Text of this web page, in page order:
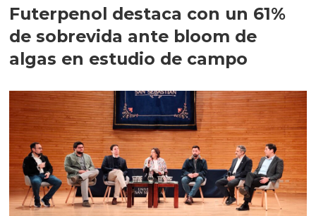
Futerpenol destaca con un 61%
de sobrevida ante bloom de
algas en estudio de campo